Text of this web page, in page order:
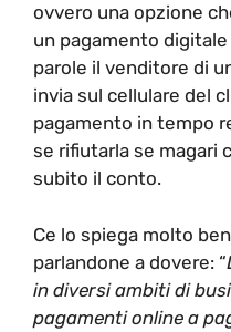
ovvero una opzione
un pagamento
parole il venditore di
invia sul cellulare del
pagamento in tempo
se rifiutarla se magari
subito il conto.
Ce lo spiega molto
parlandone a dovere: “
in diversi ambiti di
pagamenti online a